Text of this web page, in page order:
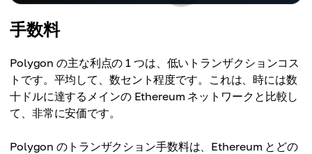
手数料
Polygon の主な利点の 1 つは、低いトランザクションコス
トです。平均して、数セント程度です。これは、時には数
十ドルに達するメインの Ethereum ネットワークと比較し
て、非常に安価です。
Polygon のトランザクション手数料は、Ethereum とどの